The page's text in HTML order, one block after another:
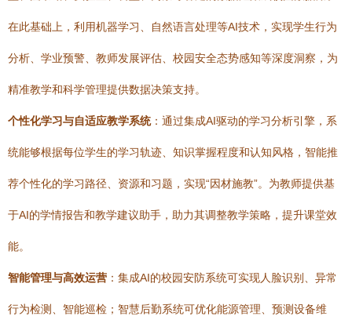
在此基础上，利用机器学习、自然语言处理等AI技术，实现学生行为
分析、学业预警、教师发展评估、校园安全态势感知等深度洞察，为
精准教学和科学管理提供数据决策支持。
个性化学习与自适应教学系统：通过集成AI驱动的学习分析引擎，系
统能够根据每位学生的学习轨迹、知识掌握程度和认知风格，智能推
荐个性化的学习路径、资源和习题，实现“因材施教”。为教师提供基
于AI的学情报告和教学建议助手，助力其调整教学策略，提升课堂效
能。
智能管理与高效运营 ：集成AI的校园安防系统可实现人脸识别、异常
行为检测、智能巡检；智慧后勤系统可优化能源管理、预测设备维